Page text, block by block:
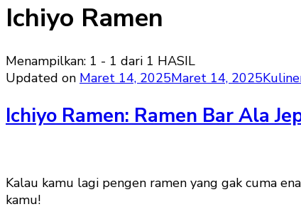
Ichiyo Ramen
Menampilkan: 1 - 1 dari 1 HASIL
Updated on Maret 14, 2025Maret 14, 2025
Ichiyo Ramen: Ramen Bar Ala
Kalau kamu lagi pengen ramen yang gak cuma
kamu!